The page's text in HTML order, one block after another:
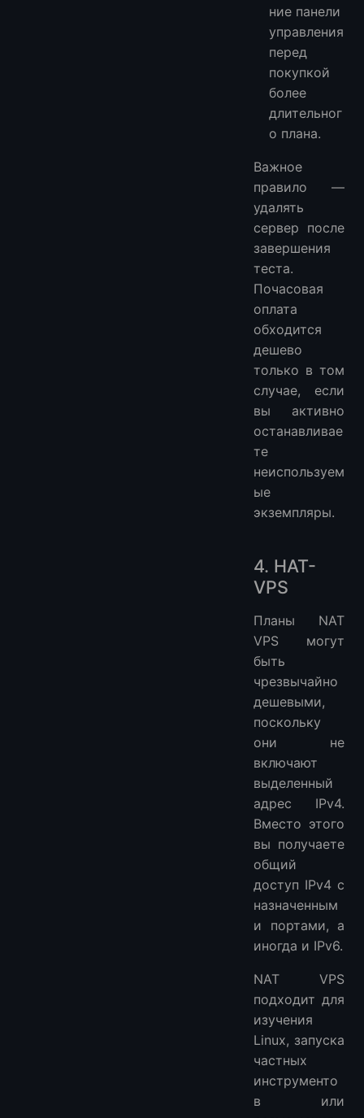
ние панели
управления
перед
покупкой
более
длительног
о плана.
Важное
правило —
удалять
сервер после
завершения
теста.
Почасовая
оплата
обходится
дешево
только в том
случае, если
вы активно
останавливае
те
неиспользуем
ые
экземпляры.
4. НАТ-
VPS
Планы NAT
VPS могут
быть
чрезвычайно
дешевыми,
поскольку
они не
включают
выделенный
адрес IPv4.
Вместо этого
вы получаете
общий
доступ IPv4 с
назначенным
и портами, а
иногда и IPv6.
NAT VPS
подходит для
изучения
Linux, запуска
частных
инструменто
в или